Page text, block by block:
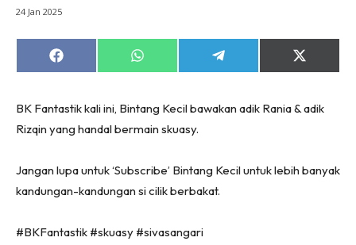
24 Jan 2025
Share
on
Share
on
Share
on
Share
on
BK Fantastik kali ini, Bintang Kecil bawakan adik Rania & adik
Rizqin yang handal bermain skuasy.
Jangan lupa untuk ‘Subscribe’ Bintang Kecil untuk lebih banyak
kandungan-kandungan si cilik berbakat.
#BKFantastik #skuasy #sivasangari